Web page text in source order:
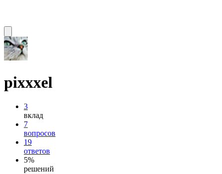
pixxxel
3
вклад
7
вопросов
19
ответов
5%
решений